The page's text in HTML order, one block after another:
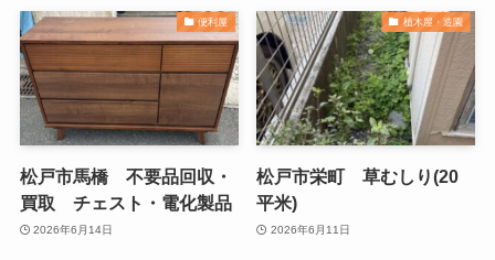
便利屋
松戸市馬橋 不要品回収・
買取 チェスト・電化製品
2026年6月14日
植木屋・造園
松戸市栄町 草むしり(20
平米)
2026年6月11日